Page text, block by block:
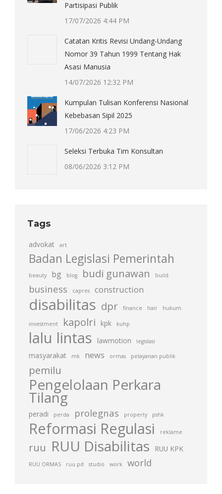
Partisipasi Publik
17/07/2026 4:44 PM
Catatan Kritis Revisi Undang-Undang
Nomor 39 Tahun 1999 Tentang Hak
Asasi Manusia
14/07/2026 12:32 PM
Kumpulan Tulisan Konferensi Nasional
Kebebasan Sipil 2025
17/06/2026 4:23 PM
Seleksi Terbuka Tim Konsultan
08/06/2026 3:12 PM
Tags
advokat art
Badan Legislasi Pemerintah
beauty bg blog budi gunawan build
business capres construction
disabilitas dpr finance hair hukum
investment kapolri kpk kuhp
lalu lintas lawmotion legislasi
masyarakat mk news ormas pelayanan publik
pemilu
Pengelolaan Perkara
Tilang
peradi perda prolegnas property pshk
Reformasi Regulasi reklame
ruu RUU Disabilitas RUU KPK
RUU ORMAS ruu pd studio work world